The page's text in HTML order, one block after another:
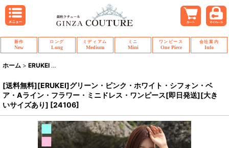
新作
New
ロング
Long
ミディアム
Medium
ミニ
Mini
ワンピース
One Piece
会社案内
Info
ホーム > ERUKEI >
[送料無料][ERUKEI]グリーン・ピンク・ホワイト・シフォン・ベ
ア・Aライン・フラワー・ミニドレス・ワンピース[即日発送][大き
いサイズあり] [24106]